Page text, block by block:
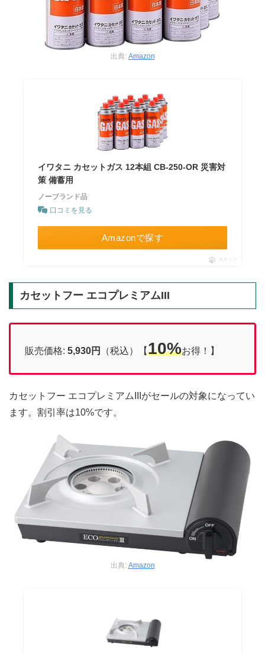
出典: Amazon
イワタニ カセットガス 12本組 CB-250-OR 災害対
策 備蓄用
ノーブランド品
口コミを見る
Amazonで探す
ポチップ
カセットフー エコプレミアムIII
販売価格: 5,930円 （税込）【10%お得！】
カセットフー エコプレミアムIIIがセールの対象になってい
ます。割引率は10%です。
出典: Amazon